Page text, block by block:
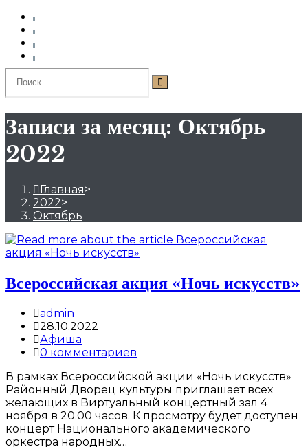
Записи за месяц: Октябрь
2022
Главная>
2022>
Октябрь
Всероссийская акция «Ночь искусств»
Post
author:
admin
Запись
опубликована:
28.10.2022
Post
category:
Афиша
Post
0 комментариев
В рамках Всероссийской акции «Ночь искусств»
Районный Дворец культуры приглашает всех
желающих в Виртуальный концертный зал 4
ноября в 20.00 часов. К просмотру будет доступен
концерт Национального академического
оркестра народных…